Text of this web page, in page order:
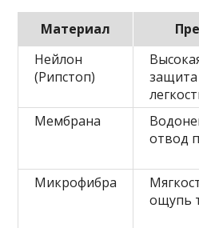
Материал
Нейлон
(Рипстоп)
защита
Мембрана
отвод
Микрофибра
ощупь